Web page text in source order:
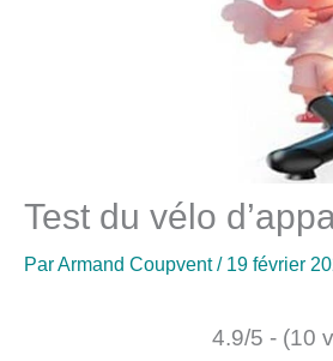
Test du vélo
ParArmand Coupvent/ 19 février
4.9/5 - (10